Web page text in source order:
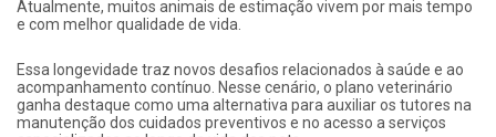
Atualmente, muitos animais de estimação vivem por mais tempo
e com melhor qualidade de vida.
Essa longevidade traz novos desafios relacionados à saúde e ao
acompanhamento contínuo. Nesse cenário, o plano veterinário
ganha destaque como uma alternativa para auxiliar os tutores na
manutenção dos cuidados preventivos e no acesso a serviços